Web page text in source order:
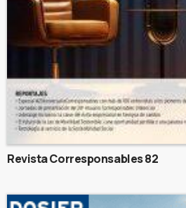
Revista Corresponsables 82